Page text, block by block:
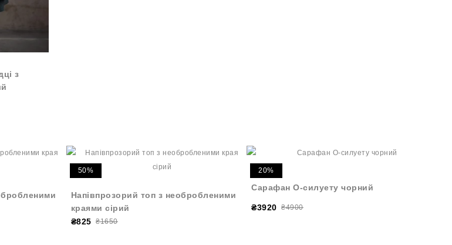
з
50%
Напівпрозорий топ з необробленими
краями сірий
₴825
₴1650
20%
Сарафан O-силуету чорний
₴3920 ₴4900